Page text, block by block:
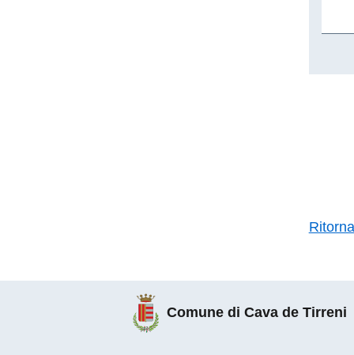
Comune di Cava de Tirreni